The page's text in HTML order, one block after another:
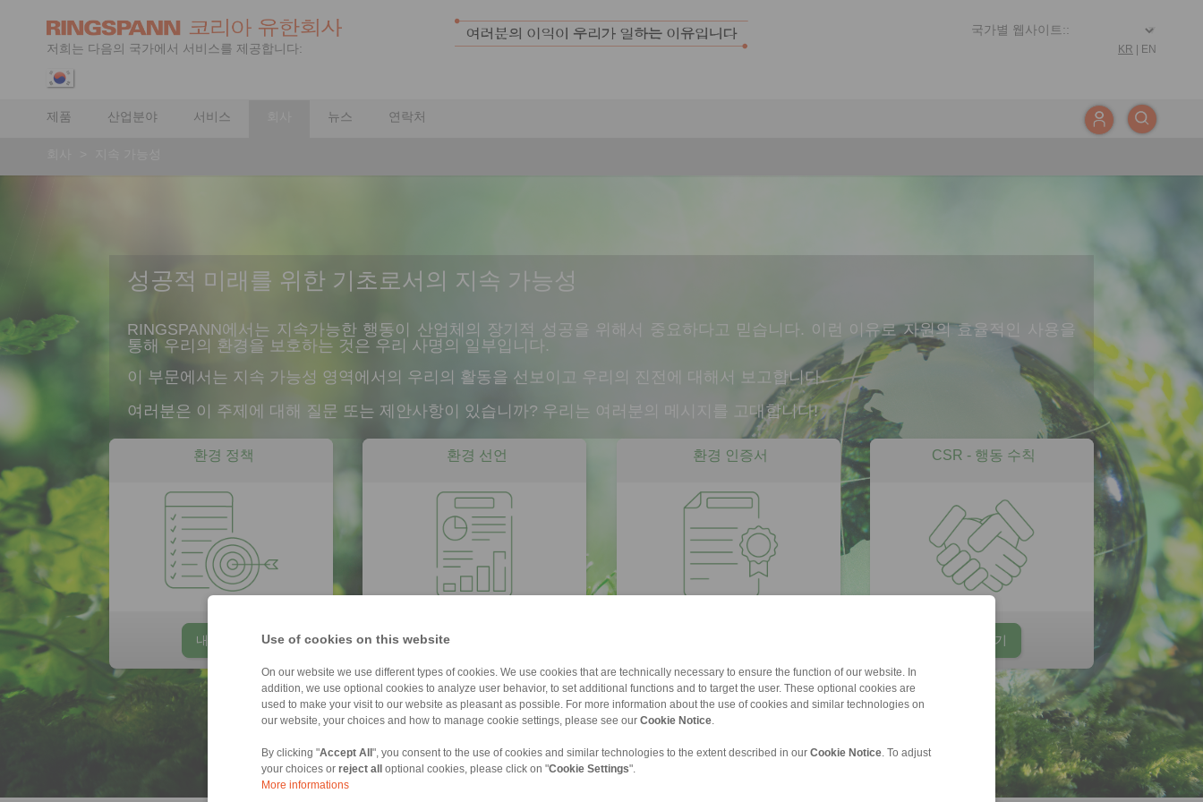
Use of cookies on this website
On our website we use different types of cookies. We use cookies that are technically necessary to ensure the function of our website. In
addition, we use optional cookies to analyze user behavior, to set additional functions and to target the user. These optional cookies are
used to make your visit to our website as pleasant as possible. For more information about the use of cookies and similar technologies on
our website, your choices and how to manage cookie settings, please see our Cookie Notice
By clicking "Accept All ", you consent to the use of cookies and similar technologies to the extent described in our Cookie Notice . To adjust
your choices or reject all optional cookies, please click on "Cookie Settings".
More informations
저희는 다음의 국가에서 서비스를 제공합니다: KR EN
제품 산업분야 서비스 뉴스 연락처
성공적 미래를 위한 기초로서의 지속 가능성
RINGSPANN에서는 지속가능한 행동이 산업체의 장기적 성공을 위해서 중요하다고 믿습니다. 이런 이유로 자원의 효율적인 사용을
통해 우리의 환경을 보호하는 것은 우리 사명의 일부입니다.
이 부문에서는 지속 가능성 영역에서의 우리의 활동을 선보이고 우리의 진전에 대해서 보고합니다.
여러분은 이 주제에 대해 질문 또는 제안사항이 있습니까? 우리는 여러분의 메시지를 고대합니다!
환경 정책
내려받기
환경 선언
내려받기
환경 인증서 CSR - 행동 수칙
내려받기